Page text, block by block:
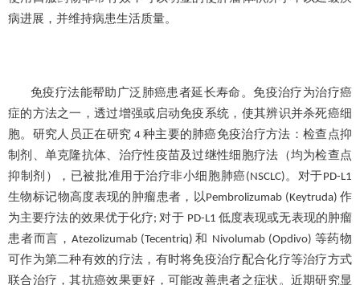
病进展，并维持病患生活质量。
免疫疗法能帮助广泛肺癌患者延长寿命。免疫治疗为治疗癌
症的方法之一，透过增强或启动免疫系统，使其辨识并杀死癌细
胞。研究人员正在研究 4 种主要的肺癌免疫治疗方法：检查点抑
制剂、单克隆抗体、治疗性疫苗及过继性细胞疗法（均为检查点
抑制剂），已被批准用于治疗非小细胞肺癌(NSCLC) 。对于PD-L1
生物标记物高度表现的肿瘤患者，以 Pembrolizumab (Keytruda)作
为主要疗法的效果优于化疗;对于 PD-L1 低度表现或无表现的肿瘤
患者而言， Atezolizumab (Tecentriq)和 Nivolumab (Opdivo) 等药物
可作为第二种有效的疗法，有时将免疫治疗配合化疗等治疗方式
联合治疗，其抗癌效果更好，可能改善患者之症状。近期研究显